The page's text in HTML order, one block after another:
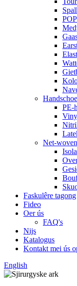
PE-
Net-
Faskulêre tagong
Fideo
Oer ús
FAQ's
Nijs
Katalogus
Kontakt mei ús
English